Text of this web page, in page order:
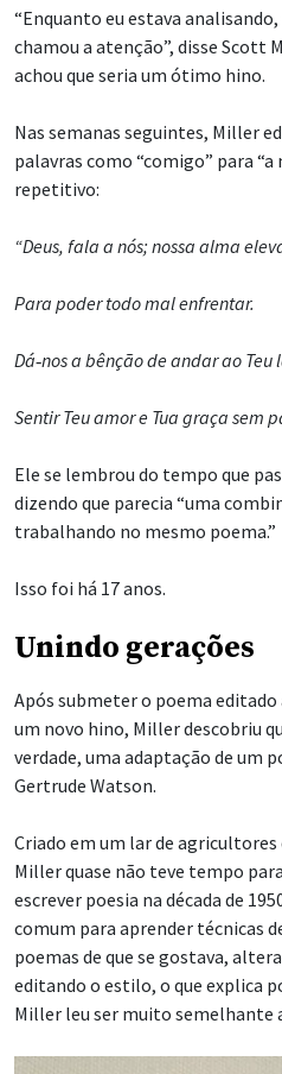
“Enquanto eu estava
chamou a atenção”, disse Scott
achou que seria um ótimo hino.
Nas semanas seguintes, Miller
palavras como “comigo” para
repetitivo:
“Deus, fala a nós; nossa alma
Para poder todo mal enfrentar.
Dá‑nos a bênção de andar ao Teu
Sentir Teu amor e Tua graça sem
Ele se lembrou do tempo que
dizendo que parecia “uma
trabalhando no mesmo poema.”
Isso foi há 17 anos.
Unindo gerações
Após submeter o poema
um novo hino, Miller descobriu
verdade, uma adaptação de um
Gertrude Watson.
Criado em um lar de
Miller quase não teve tempo
escrever poesia na década de
comum para aprender técnicas
poemas de que se gostava,
editando o estilo, o que explica
Miller leu ser muito semelhante